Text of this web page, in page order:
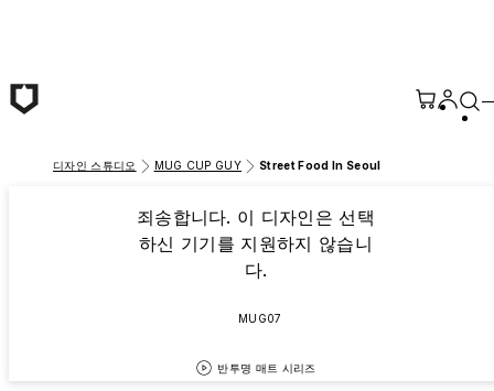
디자인 스튜디오 MUG CUP GUY Street Food In Seoul
죄송합니다. 이 디자인은 선택
하신 기기를 지원하지 않습니
다.
MUG07
반투명 매트 시리즈